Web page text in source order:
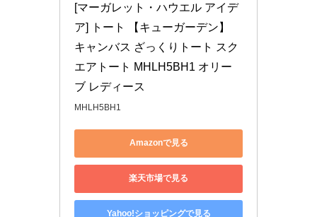
[マーガレット・ハウエル アイデ
ア] トート 【キューガーデン】
キャンバス ざっくりトート スク
エアトート MHLH5BH1 オリー
ブ レディース
MHLH5BH1
Amazonで見る
楽天市場で見る
Yahoo!ショッピングで見る